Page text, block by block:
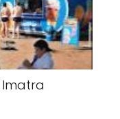
Imatra